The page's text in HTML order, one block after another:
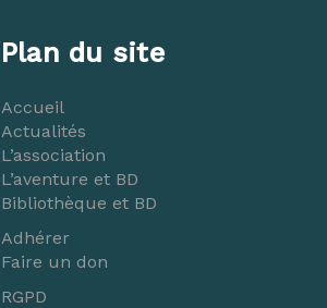
Plan du site
Accueil
Actualités
L’association
L’aventure et BD
Bibliothèque et BD
Adhérer
Faire un don
RGPD